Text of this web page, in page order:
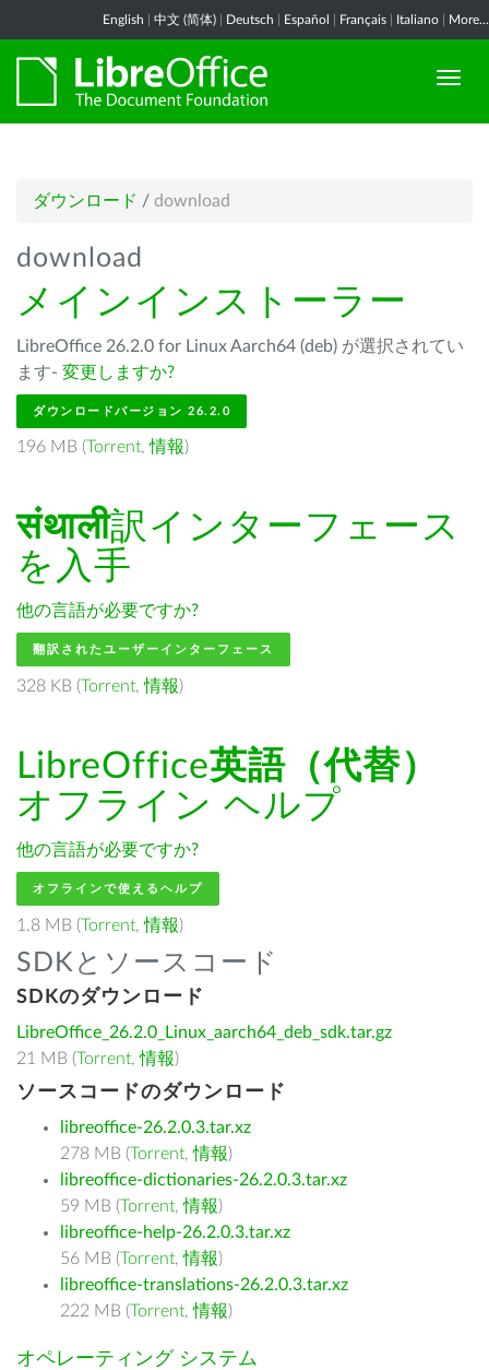
English 中文 (简体) Deutsch Español Français Italiano More...
ダウンロード / download
download
メインインストーラー
LibreOffice 26.2.0 for Linux Aarch64 (deb) が選択されてい
ます- 変更しますか?
ダウンロードバージョン 26.2.0
196 MB (Torrent,情報)
संथाली訳インターフェース
を入手
他の言語が必要ですか?
翻訳されたユーザーインターフェース
328 KB (Torrent,情報)
LibreOffice英語（代替）
オフライン ヘルプ
他の言語が必要ですか?
オフラインで使えるヘルプ
1.8 MB (Torrent,情報)
SDKとソースコード
SDKのダウンロード
LibreOffice_26.2.0_Linux_aarch64_deb_sdk.tar.gz
21 MB (Torrent,情報)
ソースコードのダウンロード
libreoffice-26.2.0.3.tar.xz
278 MB (Torrent,情報)
libreoffice-dictionaries-26.2.0.3.tar.xz
59 MB (Torrent,情報)
libreoffice-help-26.2.0.3.tar.xz
56 MB (Torrent,情報)
libreoffice-translations-26.2.0.3.tar.xz
222 MB (Torrent,情報)
オペレーティング システム